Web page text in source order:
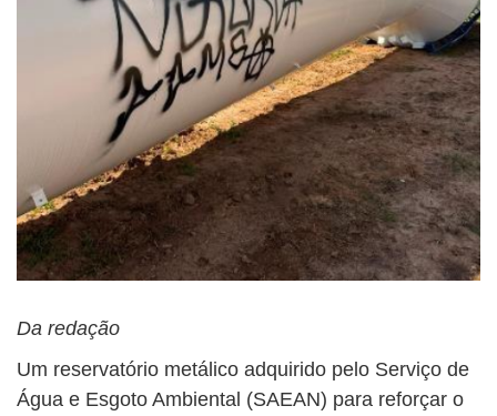
Da redação
Um reservatório metálico adquirido pelo Serviço de
Água e Esgoto Ambiental (SAEAN) para reforçar o